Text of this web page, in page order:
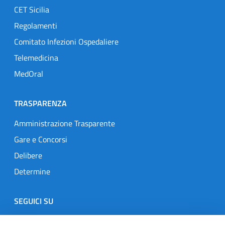
CET Sicilia
Regolamenti
Comitato Infezioni Ospedaliere
Telemedicina
MedOral
TRASPARENZA
Amministrazione Trasparente
Gare e Concorsi
Delibere
Determine
SEGUICI SU
Designers Italia
TwitterInstagramYoutubeLinkedin